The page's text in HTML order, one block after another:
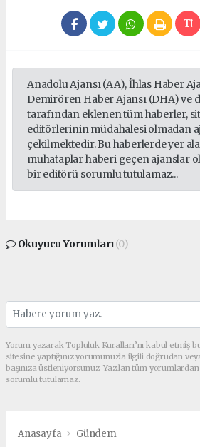
Anadolu Ajansı (AA), İhlas Haber
Demirören Haber Ajansı (DHA) ve
tarafından eklenen tüm haberler,
editörlerinin müdahalesi olmadan
çekilmektedir. Bu haberlerde yer
muhataplar haberi geçen ajanslar
bir editörü sorumlu tutulamaz...
Okuyucu Yorumları(0)
Yorum yazarak Topluluk Kuralları’nı kabul etmiş
sitesine yaptığınız yorumunuzla ilgili doğrudan
başınıza üstleniyorsunuz. Yazılan tüm
sorumlu tutulamaz.
Anasayfa Gündem